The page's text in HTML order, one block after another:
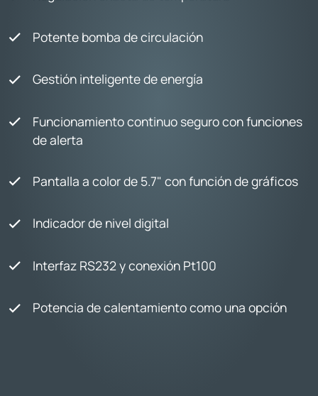
Potente bomba de circulación
Gestión inteligente de energía
Funcionamiento continuo seguro con funciones
de alerta
Pantalla a color de 5.7" con función de gráficos
Indicador de nivel digital
Interfaz RS232 y conexión Pt100
Potencia de calentamiento como una opción